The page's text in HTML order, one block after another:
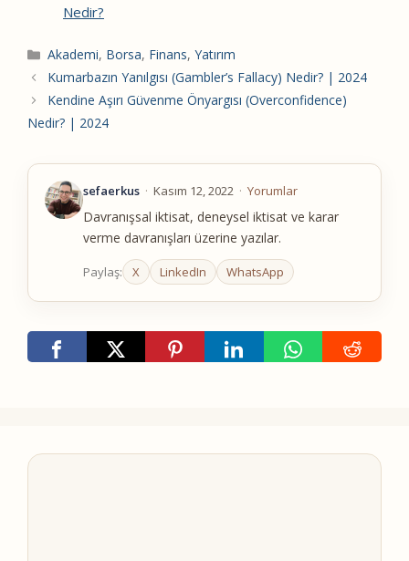
Nedir?
Kategoriler
Akademi, Borsa, Finans,Yatırım
Kumarbazın Yanılgısı (Gambler’s Fallacy) Nedir? | 2024
Kendine Aşırı Güvenme Önyargısı (Overconfidence)
Nedir? | 2024
sefaerkus · Kasım 12, 2022 · Yorumlar
Davranışsal iktisat, deneysel iktisat ve karar
verme davranışları üzerine yazılar.
Paylaş: X LinkedIn WhatsApp